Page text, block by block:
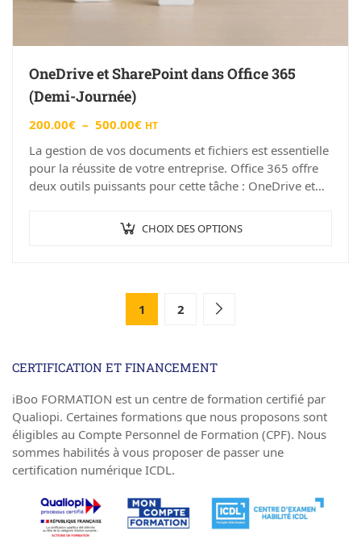
OneDrive et SharePoint dans Office 365
(Demi-Journée)
200.00€ – 500.00€ HT
La gestion de vos documents et fichiers est essentielle
pour la réussite de votre entreprise. Office 365 offre
deux outils puissants pour cette tâche : OneDrive et…
CHOIX DES OPTIONS
1 2
CERTIFICATION ET FINANCEMENT
iBoo FORMATION est un centre de formation certifié par
Qualiopi. Certaines formations que nous proposons sont
éligibles au Compte Personnel de Formation (CPF). Nous
sommes habilités à vous proposer de passer une
certification numérique ICDL.